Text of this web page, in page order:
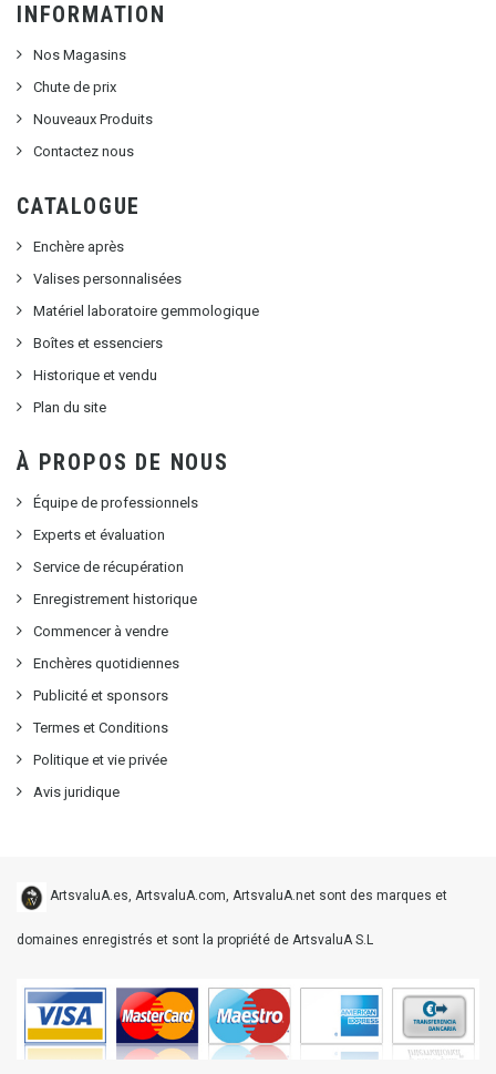
INFORMATION
Nos Magasins
Chute de prix
Nouveaux Produits
Contactez nous
CATALOGUE
Enchère après
Valises personnalisées
Matériel laboratoire gemmologique
Boîtes et essenciers
Historique et vendu
Plan du site
À PROPOS DE NOUS
Équipe de professionnels
Experts et évaluation
Service de récupération
Enregistrement historique
Commencer à vendre
Enchères quotidiennes
Publicité et sponsors
Termes et Conditions
Politique et vie privée
Avis juridique
ArtsvaluA.es, ArtsvaluA.com, ArtsvaluA.net sont des marques et
domaines enregistrés et sont la propriété de ArtsvaluA S.L